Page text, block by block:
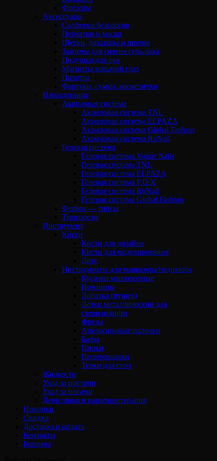
Фрезеры
Аксессуары
Салфетки безворсов
Перчатки и маски
Щетки, дозаторы и прочее
Зажимы для снятия гель-лака
Подушки для рук
Магниты кошачий глаз
Палитра
Фартуки, сумки, косметички
Наращивание
Акриловая система
Акриловая система TNL
Акриловая система ELPAZA
Акриловая система Global Fashion
Акриловая система RuNail
Гелевая система
Гелевая система Vogue Nails
Гелевая система TNL
Гелевая система ELPAZA
Гелевая система F.O.X
Гелевая система RuNail
Гелевая система Global Fashion
Формы — типсы
Типсорезы
Инструмент
Кисти
Кисти для дизайна
Кисти для моделирования
Дотс
Инструменты для маникюра/педикюра
Кусачки маникюрные
Ножницы
Лопатка (пушер)
Лоток металлический для
стерилизации
Фрезы
Апельсиновые палочки
Бафы
Пилки
Полировщики
Терки для стоп
Жидкости
Уход за ногтями
Уход за ногами
Депиляция и парафинотерапия
Новинки
Скидки
Доставка и оплата
Контакты
Корзина